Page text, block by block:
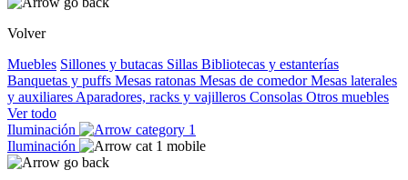
Volver
Muebles Sillones y butacas Sillas Bibliotecas y estanterías
Banquetas y puffs Mesas ratonas Mesas de comedorMesas laterales
y auxiliares Aparadores, racks y vajilleros Consolas Otros muebles
Ver todo
Iluminación
Iluminación